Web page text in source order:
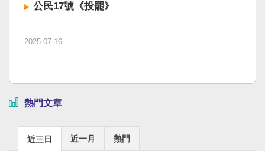
公民17號《投罷》
2025-07-16
熱門文章
近三日 近一月 熱門